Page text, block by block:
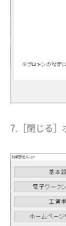
7.［閉じる］